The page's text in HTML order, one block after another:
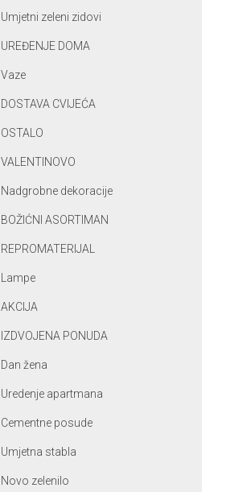
Umjetni zeleni zidovi
UREĐENJE DOMA
Vaze
DOSTAVA CVIJEĆA
OSTALO
VALENTINOVO
Nadgrobne dekoracije
BOŽIĆNI ASORTIMAN
REPROMATERIJAL
Lampe
AKCIJA
IZDVOJENA PONUDA
Dan žena
Uredenje apartmana
Cementne posude
Umjetna stabla
Novo zelenilo